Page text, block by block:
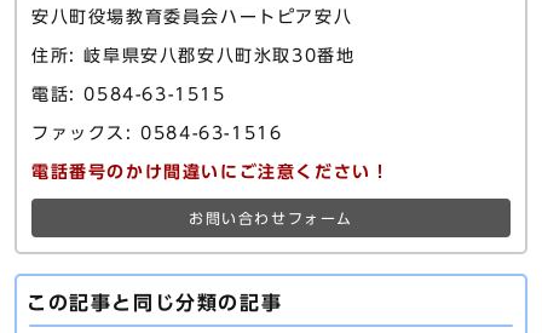
安八町役場教育委員会ハートピア安八
住所: 岐阜県安八郡安八町氷取30番地
電話: 0584-63-1515
ファックス: 0584-63-1516
電話番号のかけ間違いにご注意ください！
お問い合わせフォーム
この記事と同じ分類の記事